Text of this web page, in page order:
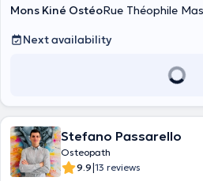
Mons Kiné OstéoRue Théophile
Next availability
Stefano Passarello
Osteopath
9.9|13 reviews